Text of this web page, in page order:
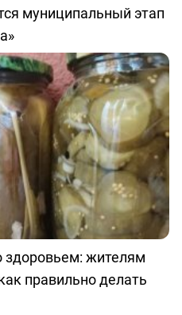
муниципальный этап
здоровьем: жителям
правильно делать